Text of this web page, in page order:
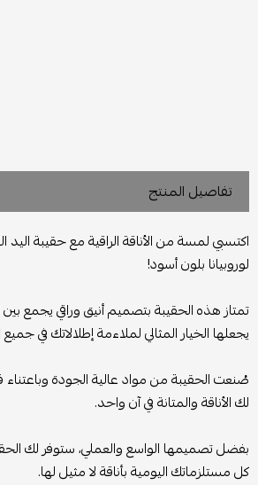
تفاصيل المنتج
اكتسبي لمسة من الأناقة الراقية مع حقيبة اليد
لوروبيانا بلون أسود!
تمتاز هذه الحقيبة بتصميم أنيق وراقي يجمع
يجعلها الخيار المثالي لملاءمة إطلالاتك في
صُنعت الحقيبة من مواد عالية الجودة
لك الأناقة والمتانة في آن واحد.
بفضل تصميمها الواسع والعملي، ستوفر لك
كل مستلزماتك اليومية بأناقة لا مثيل لها.